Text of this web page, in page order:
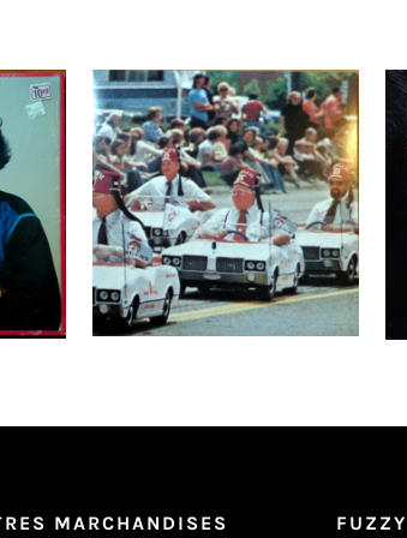
LP
Détails
Dead Kennedys –
Frankenchrist NEUF/NEW
Ajouter au
panier
Détails
MARCHANDISES